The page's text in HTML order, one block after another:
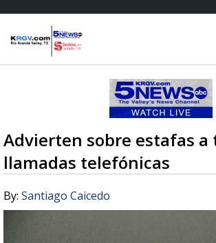
Advierten sobre estafas a
llamadas telefónicas
By: Santiago Caicedo